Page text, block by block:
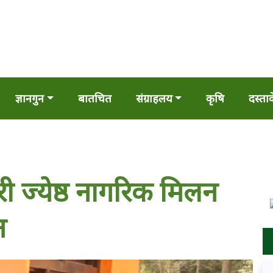
ज्ञानगुन बातचित संग्राहलय कृषि
ज्येष्ठ नागरिक मिलन